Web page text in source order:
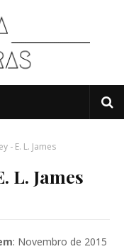
- E. L. James
L. James
: Novembro de 2015